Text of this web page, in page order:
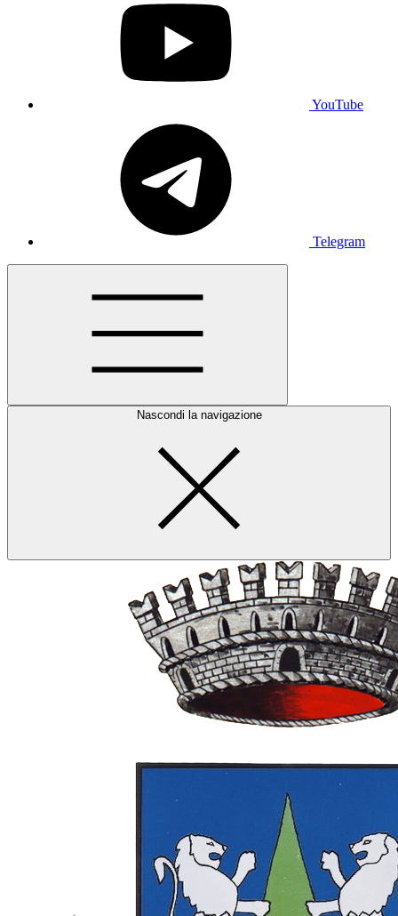
YouTube
Telegram
Nascondi la navigazione